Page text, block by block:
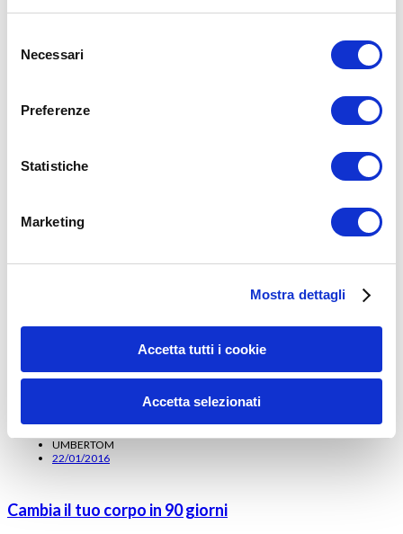
delNecessari
Preferenze
Statistiche
Marketing
Mostra dettagli
Accetta tutti i cookie
Accetta selezionati
UMBERTOM
22/01/2016
Cambia il tuo corpo in 90 giorni